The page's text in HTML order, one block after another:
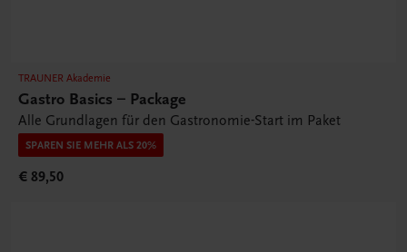
TRAUNER Akademie
Gastro Basics – Package
Alle Grundlagen für den Gastronomie-Start im Paket
SPAREN SIE MEHR ALS 20%
€ 89,50